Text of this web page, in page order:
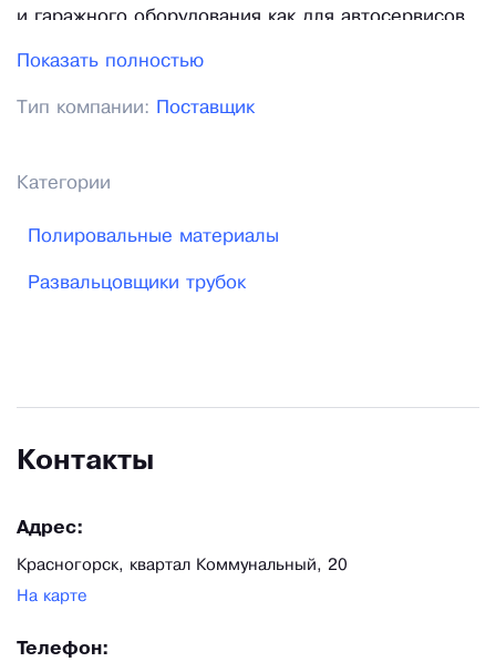
и гаражного оборудования как для автосервисов
и автомастерских, так и для рядовых
можете приобрести товары крупнейших мировых
оборудования. Профессиональный и
и выгодные условия реализации продукции
позволили фирме приобрести репутацию
Показать полностью
Тип компании: Поставщик
Категории
Полировальные материалы
Развальцовщики трубок
Контакты
Адрес:
Красногорск, квартал Коммунальный, 20
На карте
Телефон: